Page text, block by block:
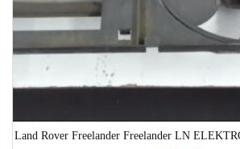
Land Rover Freelander Freelander LN